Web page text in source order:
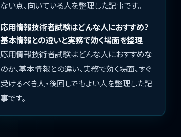
ない点、向いている人を整理した記事です。
応用情報技術者試験はどんな人におすすめ？
基本情報との違いと実務で効く場面を整理
応用情報技術者試験はどんな人におすすめな
のか、基本情報との違い、実務で効く場面、すぐ
受けるべき人・後回しでもよい人を整理した記
事です。